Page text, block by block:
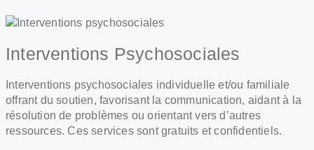
Interventions Psychosociales
Interventions psychosociales individuelle et/ou familiale
offrant du soutien, favorisant la communication, aidant à la
résolution de problèmes ou orientant vers d’autres
ressources. Ces services sont gratuits et confidentiels.